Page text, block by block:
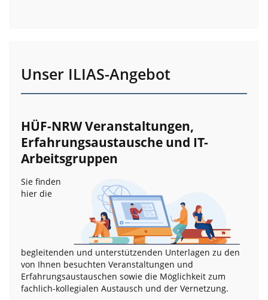
Unser ILIAS-Angebot
HÜF-NRW Veranstaltungen,
Erfahrungsaustausche und IT-
Arbeitsgruppen
Sie finden
hier die
begleitenden und unterstützenden Unterlagen zu den
von Ihnen besuchten Veranstaltungen und
Erfahrungsaustauschen sowie die Möglichkeit zum
fachlich-kollegialen Austausch und der Vernetzung.